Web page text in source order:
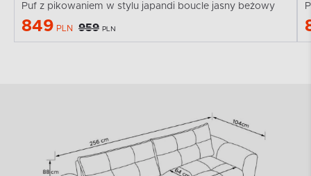
Puf z pikowaniem w stylu japandi boucle jasny beżowy
849 PLN 959 PLN